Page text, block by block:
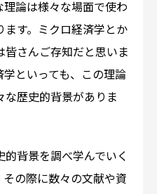
論は様々な場面で使わ
ます。ミクロ経済学とか
皆さんご存知だと思いま
といっても、この理論
な歴史的背景がありま
背景を調べ学んでいく
その際に数々の文献や資